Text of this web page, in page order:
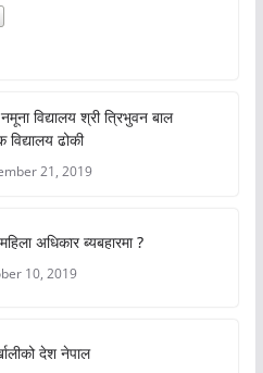
विद्यालय श्री त्रिभुवन बाल
विद्यालय ढोकी
21, 2019
अधिकार ब्यबहारमा ?
10, 2019
देश नेपाल